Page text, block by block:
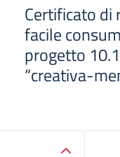
Certificato di
facile
progetto
“creativa-